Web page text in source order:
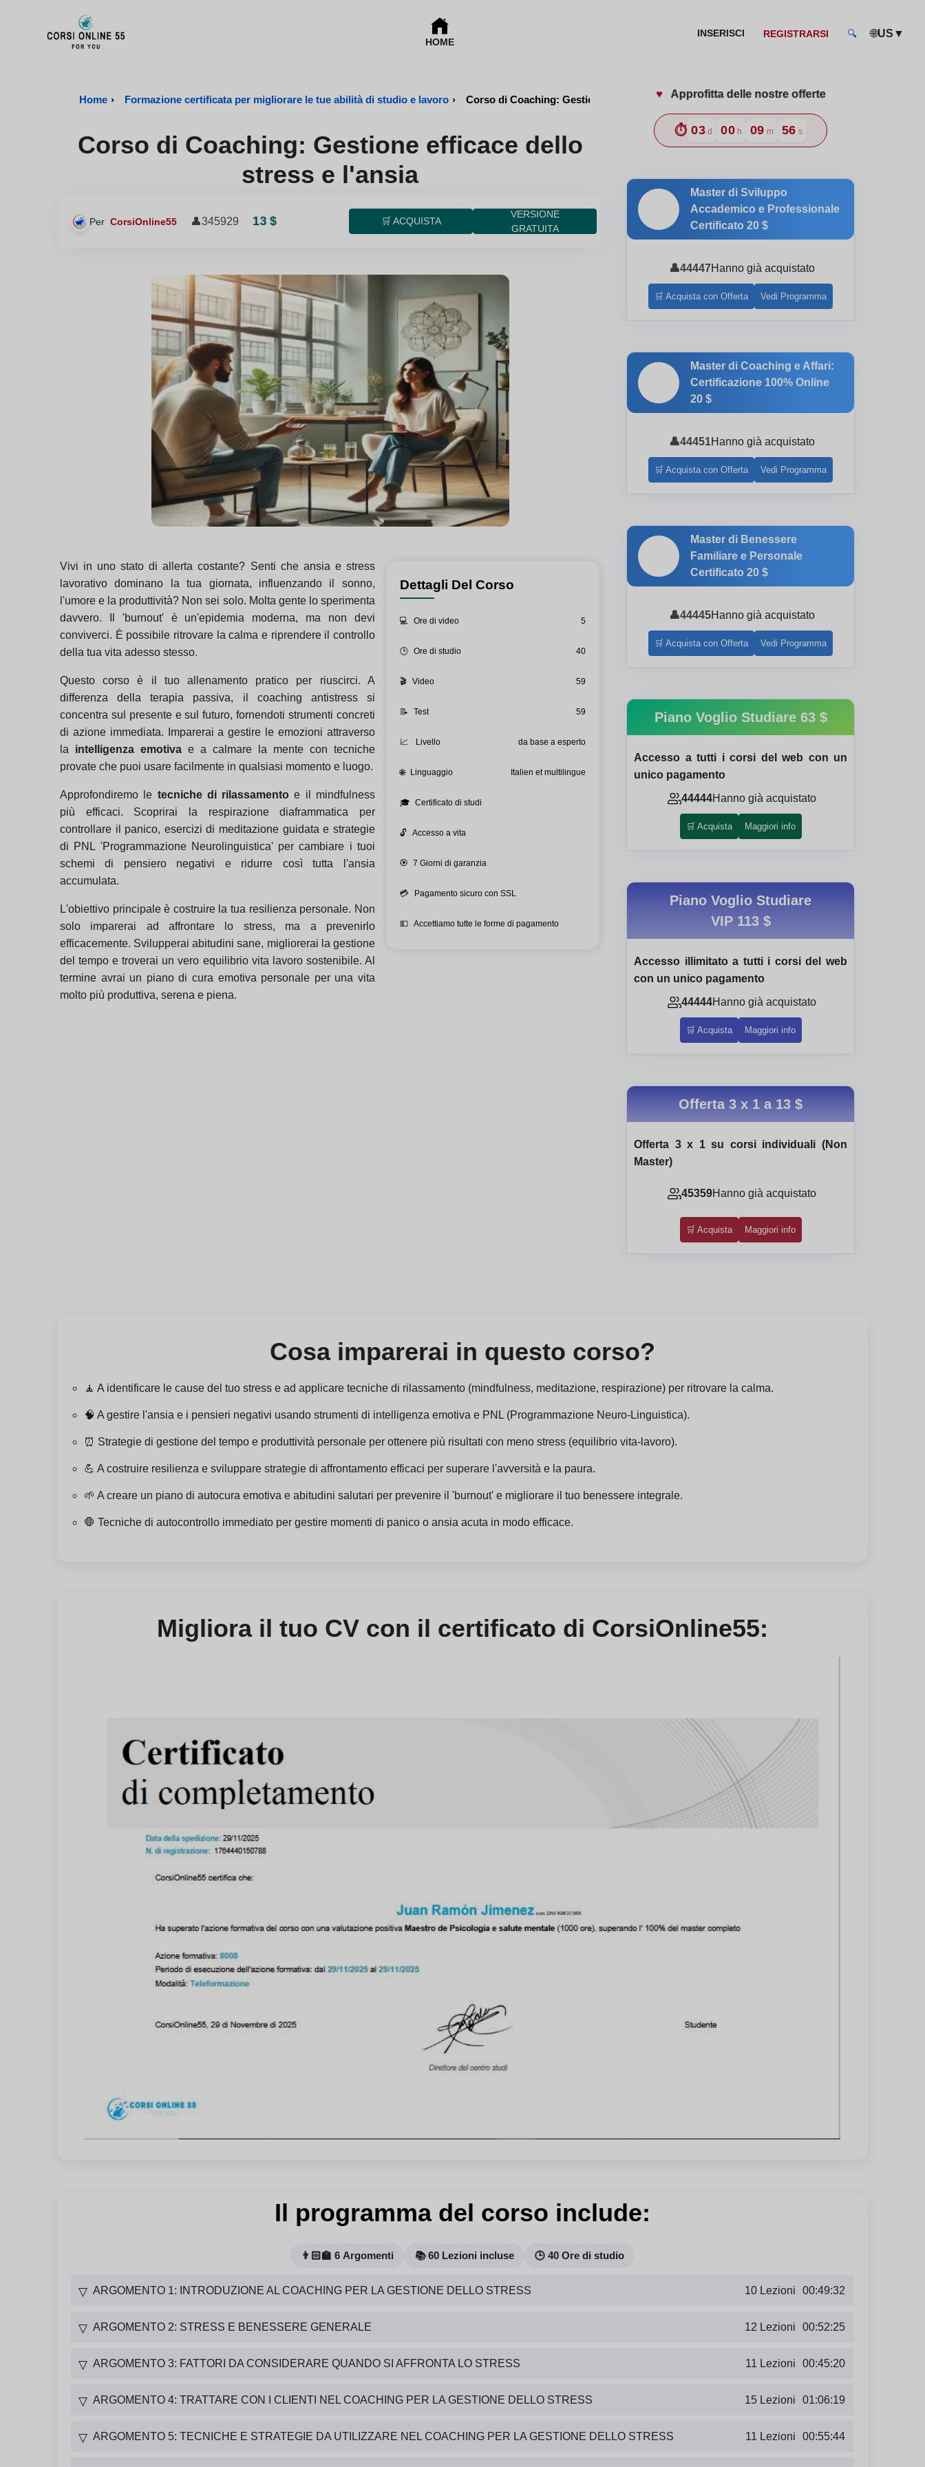
HOME
INSERISCI REGISTRARSI 🔍 🌐US ▼
Home › Formazione certificata per migliorare le tue abilità di studio e lavoro › Corso di Coaching: Gestione efficace dello stress e l'ansia
Corso di Coaching: Gestione efficace dello
stress e l'ansia
Per CorsiOnline55 👤345929 13 $ 🛒 ACQUISTA
VERSIONE
GRATUITA
Vivi in uno stato di allerta costante? Senti che ansia e stress
lavorativo dominano la tua giornata, influenzando il sonno,
l'umore e la produttività? Non sei solo. Molta gente lo sperimenta
davvero. Il 'burnout' è un'epidemia moderna, ma non devi
conviverci. È possibile ritrovare la calma e riprendere il controllo
della tua vita adesso stesso.
Questo corso è il tuo allenamento pratico per riuscirci. A
differenza della terapia passiva, il coaching antistress si
concentra sul presente e sul futuro, fornendoti strumenti concreti
di azione immediata. Imparerai a gestire le emozioni attraverso
la intelligenza emotiva e a calmare la mente con tecniche
provate che puoi usare facilmente in qualsiasi momento e luogo.
Approfondiremo le tecniche di rilassamento e il mindfulness
più efficaci. Scoprirai la respirazione diaframmatica per
controllare il panico, esercizi di meditazione guidata e strategie
di PNL 'Programmazione Neurolinguistica' per cambiare i tuoi
schemi di pensiero negativi e ridurre così tutta l'ansia
accumulata.
L'obiettivo principale è costruire la tua resilienza personale. Non
solo imparerai ad affrontare lo stress, ma a prevenirlo
efficacemente. Svilupperai abitudini sane, migliorerai la gestione
del tempo e troverai un vero equilibrio vita lavoro sostenibile. Al
termine avrai un piano di cura emotiva personale per una vita
molto più produttiva, serena e piena.
Dettagli Del Corso
💻 Ore di video 5
🕒 Ore di studio 40
🎬 Video 59
📝 Test 59
📈 Livello da base a esperto
🌐 Linguaggio Italien et multilingue
🎓 Certificato di studi
🔓 Accesso a vita
🏵️ 7 Giorni di garanzia
💳 Pagamento sicuro con SSL
💵 Accettiamo tutte le forme di pagamento
Approfitta delle nostre offerte
⏱️ 03 d 00 h 09 m 54 s
Master di Sviluppo
Accademico e Professionale
Certificato 20 $
👤44447Hanno già acquistato
🛒 Acquista con Offerta Vedi Programma
Master di Coaching e Affari:
Certificazione 100% Online
20 $
👤44451Hanno già acquistato
🛒 Acquista con Offerta Vedi Programma
Master di Benessere
Familiare e Personale
Certificato 20 $
👤44445Hanno già acquistato
🛒 Acquista con Offerta Vedi Programma
Piano Voglio Studiare 63 $
Accesso a tutti i corsi del web con un
unico pagamento
44444Hanno già acquistato
🛒 Acquista Maggiori info
Piano Voglio Studiare
VIP 113 $
Accesso illimitato a tutti i corsi del web
con un unico pagamento
44444Hanno già acquistato
🛒 Acquista Maggiori info
Offerta 3 x 1 a 13 $
Offerta 3 x 1 su corsi individuali (Non
Master)
45359Hanno già acquistato
🛒 Acquista Maggiori info
Cosa imparerai in questo corso?
🧘 A identificare le cause del tuo stress e ad applicare tecniche di rilassamento (mindfulness, meditazione, respirazione) per ritrovare la calma.
🧠 A gestire l'ansia e i pensieri negativi usando strumenti di intelligenza emotiva e PNL (Programmazione Neuro-Linguistica).
⏰ Strategie di gestione del tempo e produttività personale per ottenere più risultati con meno stress (equilibrio vita-lavoro).
💪 A costruire resilienza e sviluppare strategie di affrontamento efficaci per superare l'avversità e la paura.
🌱 A creare un piano di autocura emotiva e abitudini salutari per prevenire il 'burnout' e migliorare il tuo benessere integrale.
🛑 Tecniche di autocontrollo immediato per gestire momenti di panico o ansia acuta in modo efficace.
Migliora il tuo CV con il certificato di CorsiOnline55:
Il programma del corso include:
👨🏻‍🏫 6 Argomenti 📚 60 Lezioni incluse 🕒 40 Ore di studio
▽ ARGOMENTO 1: INTRODUZIONE AL COACHING PER LA GESTIONE DELLO STRESS 10 Lezioni 00:49:32
▽ ARGOMENTO 2: STRESS E BENESSERE GENERALE 12 Lezioni 00:52:25
▽ ARGOMENTO 3: FATTORI DA CONSIDERARE QUANDO SI AFFRONTA LO STRESS 11 Lezioni 00:45:20
▽ ARGOMENTO 4: TRATTARE CON I CLIENTI NEL COACHING PER LA GESTIONE DELLO STRESS 15 Lezioni 01:06:19
▽ ARGOMENTO 5: TECNICHE E STRATEGIE DA UTILIZZARE NEL COACHING PER LA GESTIONE DELLO STRESS 11 Lezioni 00:55:44